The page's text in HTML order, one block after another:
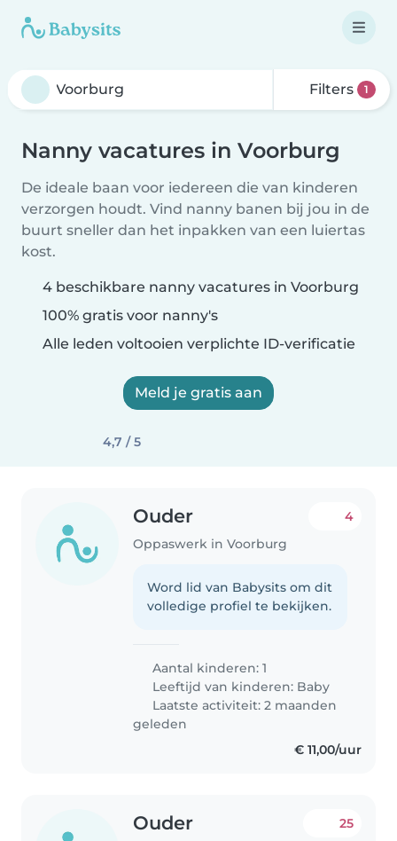
Filters 1
Nanny vacatures in Voorburg
De ideale baan voor iedereen die van kinderen
verzorgen houdt. Vind nanny banen bij jou in de
buurt sneller dan het inpakken van een luiertas
kost.
4 beschikbare nanny vacatures in Voorburg
100% gratis voor nanny's
Alle leden voltooien verplichte ID-verificatie
Meld je gratis aan
4,7 / 5
Ouder
Oppaswerk in Voorburg
4
Word lid van Babysits om dit
volledige profiel te bekijken.
Aantal kinderen: 1
Leeftijd van kinderen: Baby
Laatste activiteit: 2 maanden
geleden
€ 11,00/uur
Ouder 25